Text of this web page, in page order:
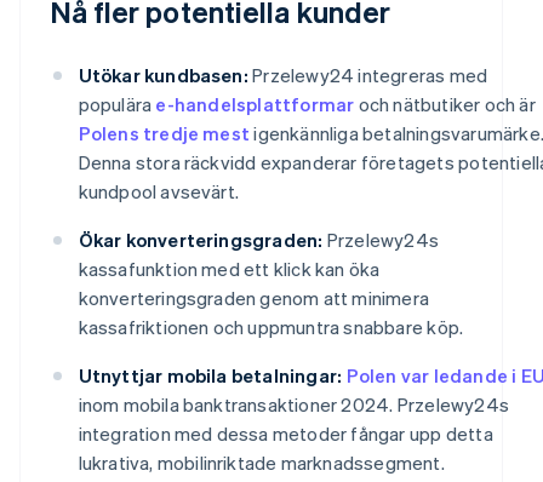
Nå fler potentiella kunder
Utökar kundbasen: Przelewy24 integreras med
populära e-handelsplattformar och nätbutiker och är
Polens tredje mest igenkännliga betalningsvarumärke.
Denna stora räckvidd expanderar företagets
kundpool avsevärt.
Ökar konverteringsgraden: Przelewy24s
kassafunktion med ett klick kan öka
konverteringsgraden genom att minimera
kassafriktionen och uppmuntra snabbare köp.
Utnyttjar mobila betalningar: Polen var ledande i
inom mobila banktransaktioner 2024. Przelewy24s
integration med dessa metoder fångar upp detta
lukrativa, mobilinriktade marknadssegment.